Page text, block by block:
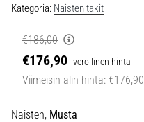
sukkulajuoksu
nopeutta,
ketteryyttä
suunnanmuutoksia.
se
Kategoria: Naisten takit
€186,00
€176,90 verollinen hinta
Viimeisin alin hinta: €176,90
Naisten, Musta